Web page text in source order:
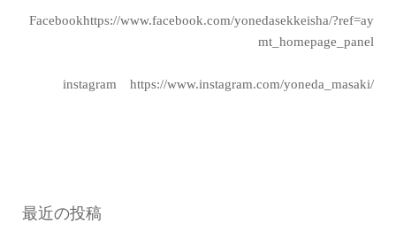
Facebookhttps://www.facebook.com/yonedasekkeisha/?ref=ay
mt_homepage_panel
instagram https://www.instagram.com/yoneda_masaki/
最近の投稿